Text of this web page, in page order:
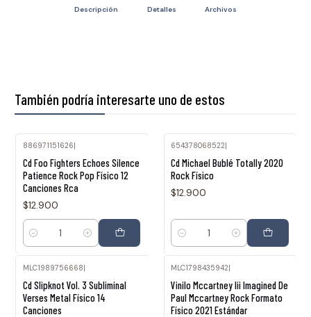
Descripción Detalles Archivos
También podría interesarte uno de estos
886971151626|
Cd Foo Fighters Echoes Silence
Patience Rock Pop Físico 12
Canciones Rca
$12.900
Cantidad
654378068522|
Cd Michael Bublé Totally 2020
Rock Físico
$12.900
Cantidad
MLC1989756668|
Cd Slipknot Vol. 3 Subliminal
Verses Metal Físico 14
Canciones
MLC1798435942|
Vinilo Mccartney Iii Imagined De
Paul Mccartney Rock Formato
Físico 2021 Estándar